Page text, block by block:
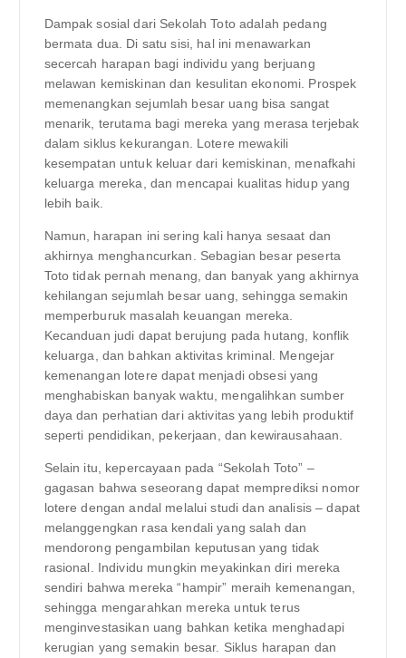
Dampak sosial dari Sekolah Toto adalah pedang
bermata dua. Di satu sisi, hal ini menawarkan
secercah harapan bagi individu yang berjuang
melawan kemiskinan dan kesulitan ekonomi. Prospek
memenangkan sejumlah besar uang bisa sangat
menarik, terutama bagi mereka yang merasa terjebak
dalam siklus kekurangan. Lotere mewakili
kesempatan untuk keluar dari kemiskinan, menafkahi
keluarga mereka, dan mencapai kualitas hidup yang
lebih baik.
Namun, harapan ini sering kali hanya sesaat dan
akhirnya menghancurkan. Sebagian besar peserta
Toto tidak pernah menang, dan banyak yang akhirnya
kehilangan sejumlah besar uang, sehingga semakin
memperburuk masalah keuangan mereka.
Kecanduan judi dapat berujung pada hutang, konflik
keluarga, dan bahkan aktivitas kriminal. Mengejar
kemenangan lotere dapat menjadi obsesi yang
menghabiskan banyak waktu, mengalihkan sumber
daya dan perhatian dari aktivitas yang lebih produktif
seperti pendidikan, pekerjaan, dan kewirausahaan.
Selain itu, kepercayaan pada “Sekolah Toto” –
gagasan bahwa seseorang dapat memprediksi nomor
lotere dengan andal melalui studi dan analisis – dapat
melanggengkan rasa kendali yang salah dan
mendorong pengambilan keputusan yang tidak
rasional. Individu mungkin meyakinkan diri mereka
sendiri bahwa mereka “hampir” meraih kemenangan,
sehingga mengarahkan mereka untuk terus
menginvestasikan uang bahkan ketika menghadapi
kerugian yang semakin besar. Siklus harapan dan